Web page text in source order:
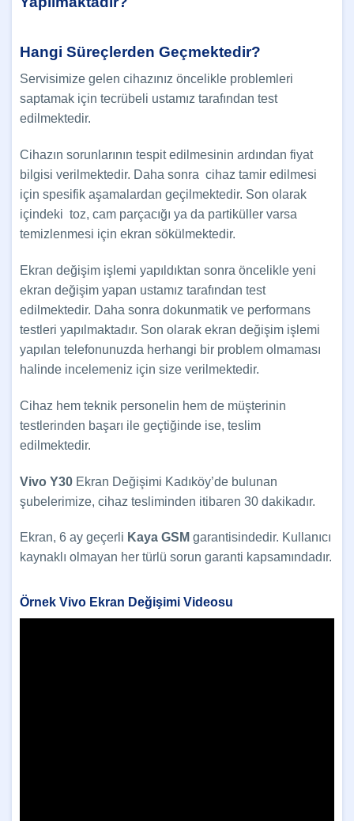
Hangi Süreçlerden Geçmektedir?
Servisimize gelen cihazınız öncelikle problemleri
saptamak için tecrübeli ustamız tarafından test
edilmektedir.
Cihazın sorunlarının tespit edilmesinin ardından fiyat
bilgisi verilmektedir. Daha sonra cihaz tamir edilmesi
için spesifik aşamalardan geçilmektedir. Son olarak
içindeki toz, cam parçacığı ya da partiküller varsa
temizlenmesi için ekran sökülmektedir.
Ekran değişim işlemi yapıldıktan sonra öncelikle yeni
ekran değişim yapan ustamız tarafından test
edilmektedir. Daha sonra dokunmatik ve performans
testleri yapılmaktadır. Son olarak ekran değişim işlemi
yapılan telefonunuzda herhangi bir problem olmaması
halinde incelemeniz için size verilmektedir.
Cihaz hem teknik personelin hem de müşterinin
testlerinden başarı ile geçtiğinde ise, teslim
edilmektedir.
Vivo Y30 Ekran Değişimi Kadıköy’de bulunan
şubelerimize, cihaz tesliminden itibaren 30 dakikadır.
Ekran, 6 ay geçerli Kaya GSM garantisindedir. Kullanıcı
kaynaklı olmayan her türlü sorun garanti kapsamındadır.
Örnek Vivo Ekran Değişimi Videosu